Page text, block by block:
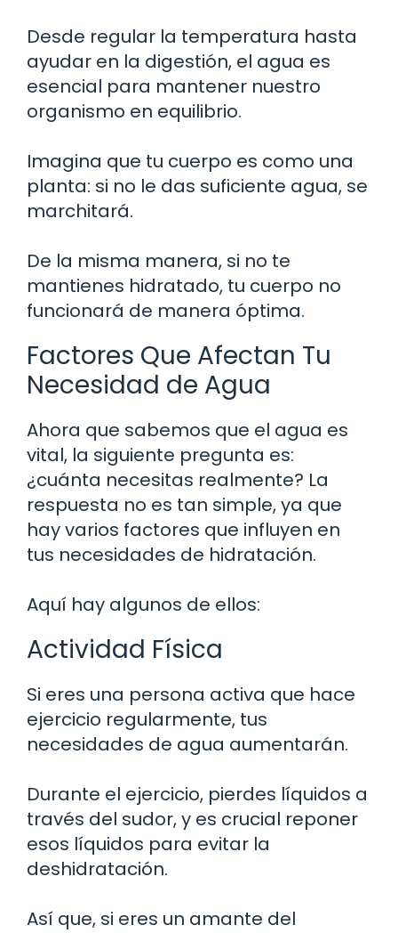
Desde regular la temperatura hasta
ayudar en la digestión, el agua es
esencial para mantener nuestro
organismo en equilibrio.
Imagina que tu cuerpo es como una
planta: si no le das suficiente agua, se
marchitará.
De la misma manera, si no te
mantienes hidratado, tu cuerpo no
funcionará de manera óptima.
Factores Que Afectan Tu
Necesidad de Agua
Ahora que sabemos que el agua es
vital, la siguiente pregunta es:
¿cuánta necesitas realmente? La
respuesta no es tan simple, ya que
hay varios factores que influyen en
tus necesidades de hidratación.
Aquí hay algunos de ellos:
Actividad Física
Si eres una persona activa que hace
ejercicio regularmente, tus
necesidades de agua aumentarán.
Durante el ejercicio, pierdes líquidos a
través del sudor, y es crucial reponer
esos líquidos para evitar la
deshidratación.
Así que, si eres un amante del